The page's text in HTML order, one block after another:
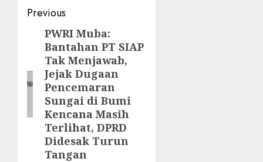
Post
navigation
Previous
Previous
post:
PWRI Muba:
Bantahan PT SIAP
Tak Menjawab,
Jejak Dugaan
Pencemaran
Sungai di Bumi
Kencana Masih
Terlihat, DPRD
Didesak Turun
Tangan